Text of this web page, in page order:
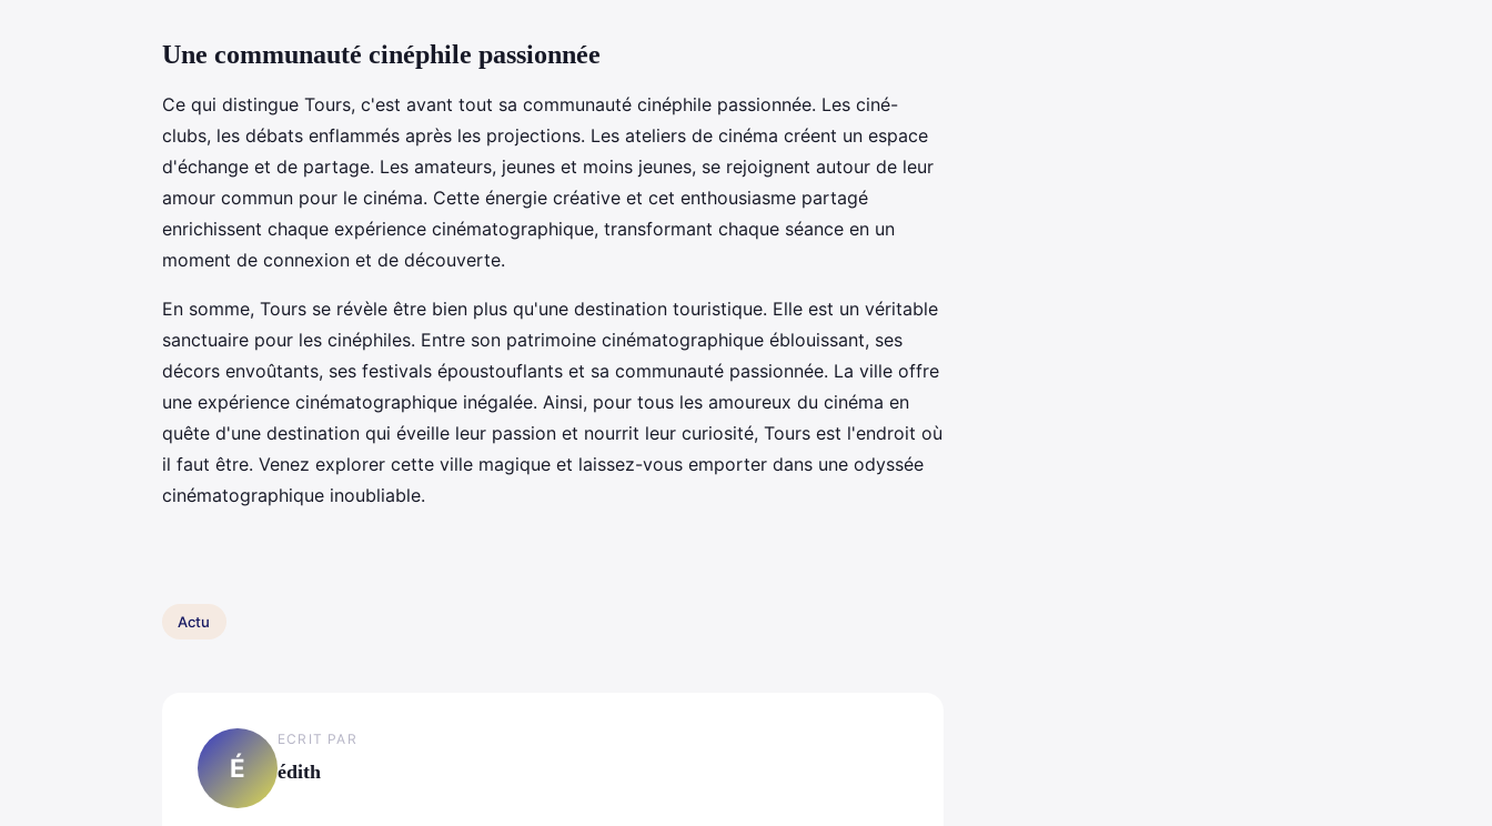
Une communauté cinéphile passionnée
Ce qui distingue Tours, c'est avant tout sa communauté cinéphile passionnée. Les ciné-
clubs, les débats enflammés après les projections. Les ateliers de cinéma créent un espace
d'échange et de partage. Les amateurs, jeunes et moins jeunes, se rejoignent autour de leur
amour commun pour le cinéma. Cette énergie créative et cet enthousiasme partagé
enrichissent chaque expérience cinématographique, transformant chaque séance en un
moment de connexion et de découverte.
En somme, Tours se révèle être bien plus qu'une destination touristique. Elle est un véritable
sanctuaire pour les cinéphiles. Entre son patrimoine cinématographique éblouissant, ses
décors envoûtants, ses festivals époustouflants et sa communauté passionnée. La ville offre
une expérience cinématographique inégalée. Ainsi, pour tous les amoureux du cinéma en
quête d'une destination qui éveille leur passion et nourrit leur curiosité, Tours est l'endroit où
il faut être. Venez explorer cette ville magique et laissez-vous emporter dans une odyssée
cinématographique inoubliable.
Actu
É
ECRIT PAR
édith